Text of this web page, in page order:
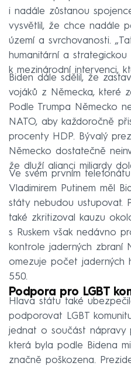
i nadále zůstanou
vysvětlil, že chce nadále
území a svrchovanosti.
humanitární a strategickou
k mezinárodní intervenci,
Biden dále sdělil, že
vojáků z Německa, které
Podle Trumpa Německo
NATO, aby každoročně
procenty HDP. Bývalý
Německo dostatečně
že dluží alianci miliardy
Ve svém prvním
Vladimirem Putinem měl
státy nebudou ustupovat.
také zkritizoval kauzu
s Ruskem však nedávno
kontrole jaderných zbraní
omezuje počet jaderných
550.
Podpora pro LGBT
Hlava státu také
podporovat LGBT
jednat o součást nápravy
která byla podle Bidena
značně poškozena.